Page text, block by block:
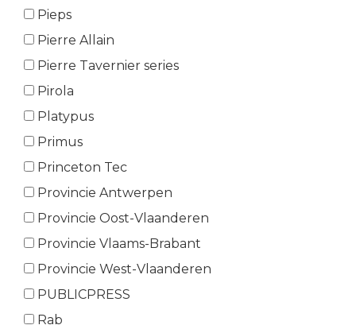
Pieps
Pierre Allain
Pierre Tavernier series
Pirola
Platypus
Primus
Princeton Tec
Provincie Antwerpen
Provincie Oost-Vlaanderen
Provincie Vlaams-Brabant
Provincie West-Vlaanderen
PUBLICPRESS
Rab